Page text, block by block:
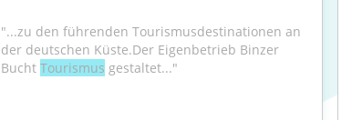
"...zu den führenden Tourismusdestinationen an
der deutschen Küste.Der Eigenbetrieb Binzer
Bucht Tourismus gestaltet..."